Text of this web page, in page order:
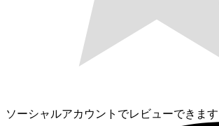
ソーシャルアカウントでレビューできます